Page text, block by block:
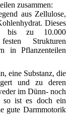
zusammen:
aus Zellulose,
Dieses
bis zu 10.000
Strukturen
in Pflanzenteilen
eine Substanz, die
und zu deren
im Dünn- noch
so ist es doch ein
gute Darmmotorik